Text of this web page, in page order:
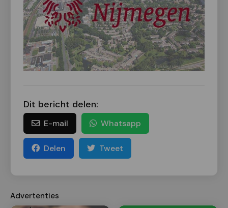
Dit bericht delen:
E-mail Whatsapp
Delen Tweet
Advertenties